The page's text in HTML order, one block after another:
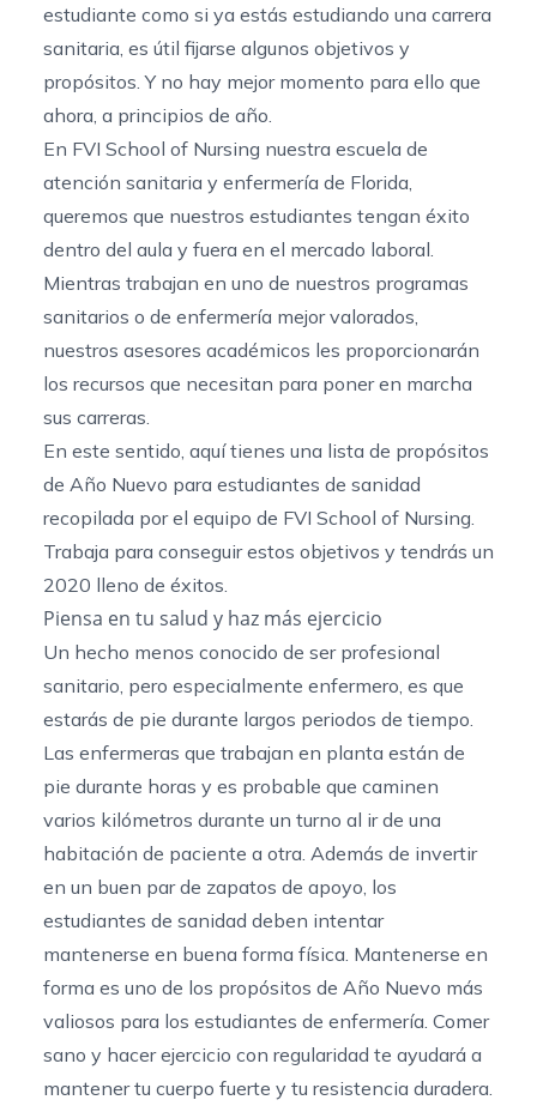
estudiante como si ya estás estudiando una carrera
sanitaria, es útil fijarse algunos objetivos y
propósitos. Y no hay mejor momento para ello que
ahora, a principios de año.
En FVI School of Nursing nuestra escuela de
atención sanitaria y enfermería de Florida,
queremos que nuestros estudiantes tengan éxito
dentro del aula y fuera en el mercado laboral.
Mientras trabajan en uno de nuestros programas
sanitarios o de enfermería mejor valorados,
nuestros asesores académicos les proporcionarán
los recursos que necesitan para poner en marcha
sus carreras.
En este sentido, aquí tienes una lista de propósitos
de Año Nuevo para estudiantes de sanidad
recopilada por el equipo de FVI School of Nursing.
Trabaja para conseguir estos objetivos y tendrás un
2020 lleno de éxitos.
Piensa en tu salud y haz más ejercicio
Un hecho menos conocido de ser profesional
sanitario, pero especialmente enfermero, es que
estarás de pie durante largos periodos de tiempo.
Las enfermeras que trabajan en planta están de
pie durante horas y es probable que caminen
varios kilómetros durante un turno al ir de una
habitación de paciente a otra. Además de invertir
en un buen par de zapatos de apoyo, los
estudiantes de sanidad deben intentar
mantenerse en buena forma física. Mantenerse en
forma es uno de los propósitos de Año Nuevo más
valiosos para los estudiantes de enfermería. Comer
sano y hacer ejercicio con regularidad te ayudará a
mantener tu cuerpo fuerte y tu resistencia duradera.